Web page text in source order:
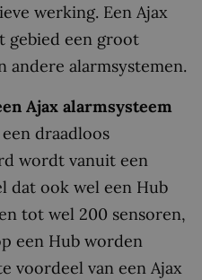
werking. Een Ajax
gebied een groot
andere alarmsystemen.
Ajax alarmsysteem
draadloos
wordt vanuit een
dat ook wel een Hub
tot wel 200 sensoren,
een Hub worden
voordeel van een Ajax